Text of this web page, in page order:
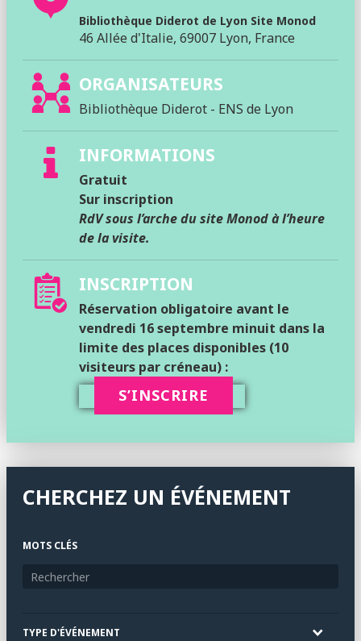
Bibliothèque Diderot de Lyon Site Monod
46 Allée d'Italie, 69007 Lyon, France
ORGANISATEURS
Bibliothèque Diderot - ENS de Lyon
INFORMATIONS
Gratuit
Sur inscription
RdV sous l’arche du site Monod à l’heure
de la visite.
INSCRIPTION
Réservation obligatoire avant le
vendredi 16 septembre minuit dans la
limite des places disponibles (10
visiteurs par créneau) :
S’INSCRIRE
CHERCHEZ UN ÉVÉNEMENT
MOTS CLÉS
TYPE D'ÉVÉNEMENT